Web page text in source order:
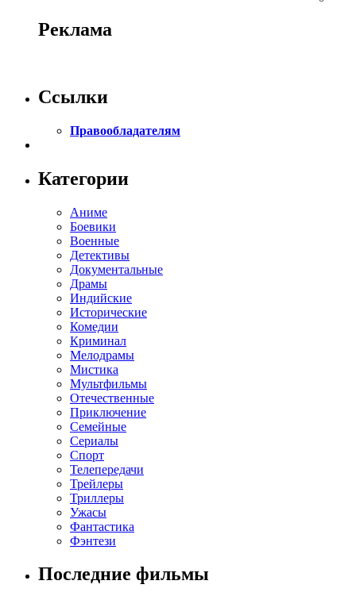
Реклама
Ссылки
Правообладателям
Категории
Аниме
Боевики
Военные
Детективы
Документальные
Драмы
Индийские
Исторические
Комедии
Криминал
Мелодрамы
Мистика
Мультфильмы
Отечественные
Приключение
Семейные
Сериалы
Спорт
Телепередачи
Трейлеры
Триллеры
Ужасы
Фантастика
Фэнтези
Последние фильмы